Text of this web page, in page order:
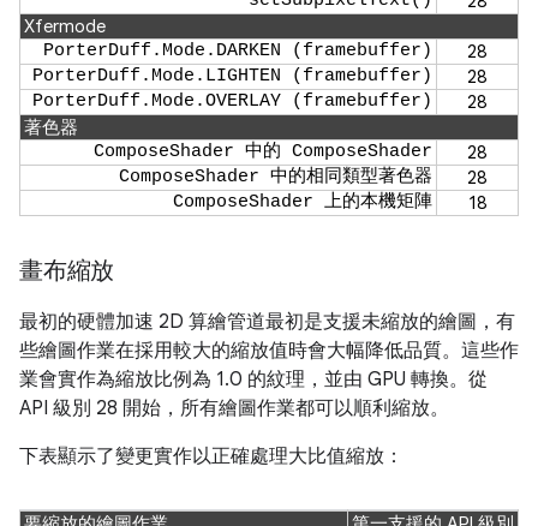
Xfermode
PorterDuff.Mode.DARKEN (framebuffer) 28
PorterDuff.Mode.LIGHTEN (framebuffer) 28
PorterDuff.Mode.OVERLAY (framebuffer)
28
著色器
ComposeShader 中的 ComposeShader 28
ComposeShader 中的相同類型著色器 28
ComposeShader 上的本機矩陣 18
畫布縮放
最初的硬體加速 2D 算繪管道最初是支援未縮放的繪圖，有
些繪圖作業在採用較大的縮放值時會大幅降低品質。這些作
業會實作為縮放比例為 1.0 的紋理，並由 GPU 轉換。從
API 級別 28 開始，所有繪圖作業都可以順利縮放。
下表顯示了變更實作以正確處理大比值縮放：